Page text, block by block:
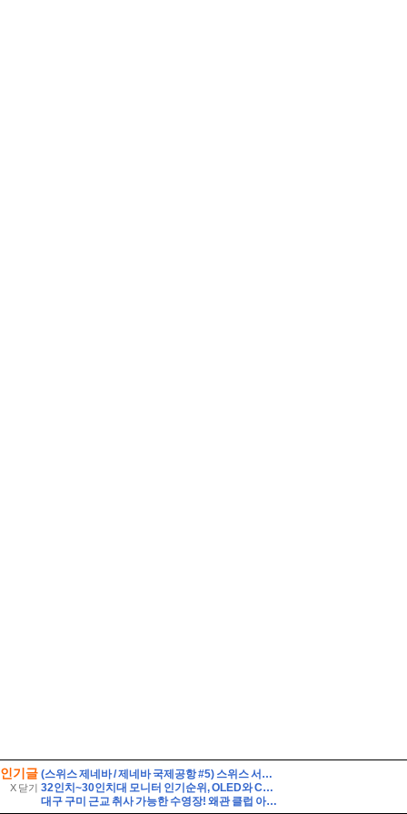
인기글
X 닫기
(스위스 제네바 / 제네바 국제공항 #5) 스위스 서부의 중심공항. 스위스와 몽블랑으로 가는 관문. 제네바 국제공항 Genève Aéroport, GVA
32인치~30인치대 모니터 인기순위, OLED와 C타입 단자 알아둘점?
대구 구미 근교 취사 가능한 수영장! 왜관 클럽 아이리스 아쿠아 솔직 방문기 (준비물·꿀팁 총정리)